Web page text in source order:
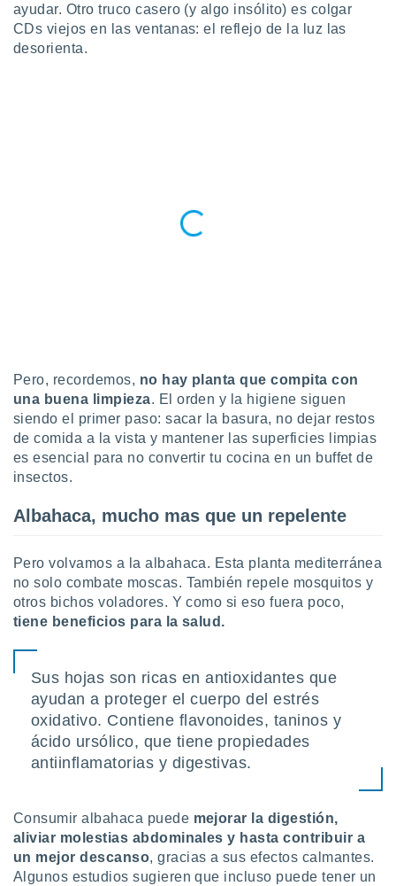
ayudar. Otro truco casero (y algo insólito) es colgar
CDs viejos en las ventanas: el reflejo de la luz las
desorienta.
Pero, recordemos, no hay planta que compita con
una buena limpieza. El orden y la higiene siguen
siendo el primer paso: sacar la basura, no dejar restos
de comida a la vista y mantener las superficies limpias
es esencial para no convertir tu cocina en un buffet de
insectos.
Albahaca, mucho mas que un repelente
Pero volvamos a la albahaca. Esta planta mediterránea
no solo combate moscas. También repele mosquitos y
otros bichos voladores. Y como si eso fuera poco,
tiene beneficios para la salud.
Sus hojas son ricas en antioxidantes que
ayudan a proteger el cuerpo del estrés
oxidativo. Contiene flavonoides, taninos y
ácido ursólico, que tiene propiedades
antiinflamatorias y digestivas.
Consumir albahaca puede mejorar la digestión,
aliviar molestias abdominales y hasta contribuir a
un mejor descanso, gracias a sus efectos calmantes.
Algunos estudios sugieren que incluso puede tener un